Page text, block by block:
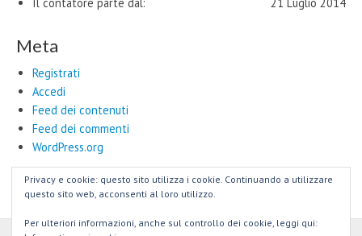
Meta
Registrati
Accedi
Feed dei contenuti
Feed dei commenti
WordPress.org
Privacy e cookie: questo sito utilizza i cookie. Continuando a utilizzare
questo sito web, acconsenti al loro utilizzo.
Per ulteriori informazioni, anche sul controllo dei cookie, leggi qui: